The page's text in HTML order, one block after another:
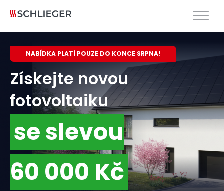
NABÍDKA PLATÍ POUZE DO KONCE SRPNA!
Získejte novou
fotovoltaiku
se slevou
60 000 Kč